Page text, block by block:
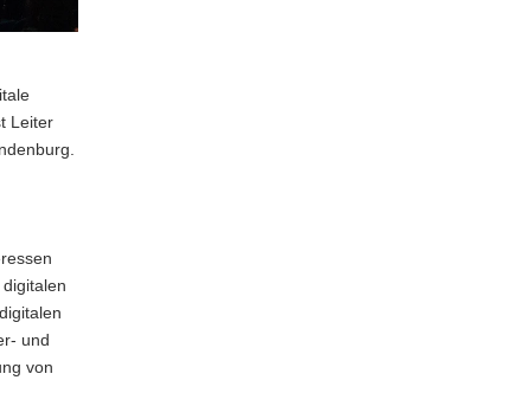
Leiter
und
von